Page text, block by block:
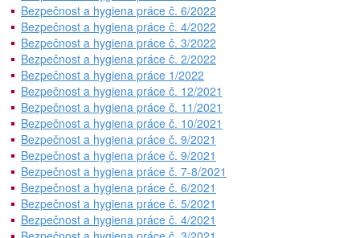
Bezpečnost a hygiena práce č. 6/2022
Bezpečnost a hygiena práce č. 4/2022
Bezpečnost a hygiena práce č. 3/2022
Bezpečnost a hygiena práce č. 2/2022
Bezpečnost a hygiena práce 1/2022
Bezpečnost a hygiena práce č. 12/2021
Bezpečnost a hygiena práce č. 11/2021
Bezpečnost a hygiena práce č. 10/2021
Bezpečnost a hygiena práce č. 9/2021
Bezpečnost a hygiena práce č. 9/2021
Bezpečnost a hygiena práce č. 7-8/2021
Bezpečnost a hygiena práce č. 6/2021
Bezpečnost a hygiena práce č. 5/2021
Bezpečnost a hygiena práce č. 4/2021